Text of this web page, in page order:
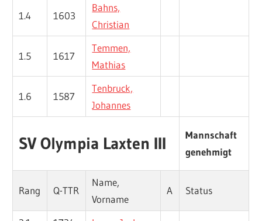
1.4 1603
Bahns,
Christian
1.5 1617
Temmen,
Mathias
1.6 1587
Tenbruck,
Johannes
SV Olympia Laxten III
Mannschaft
genehmigt
Rang Q-TTR
Name,
Vorname
A Status